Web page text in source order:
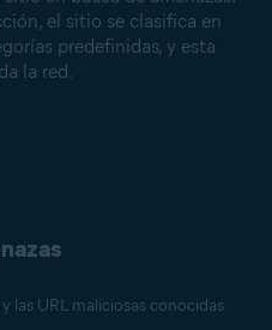
el sitio se clasifica en
predefinidas, y esta
la red.
las URL maliciosas conocidas